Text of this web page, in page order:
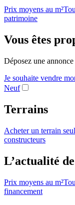
Prix moyens au m²
patrimoine
Vous êtes
Déposez une
Je souhaite vendre
Neuf
Terrains
Acheter un terrain seul
constructeurs
L’actualité
Prix moyens au m²
financement